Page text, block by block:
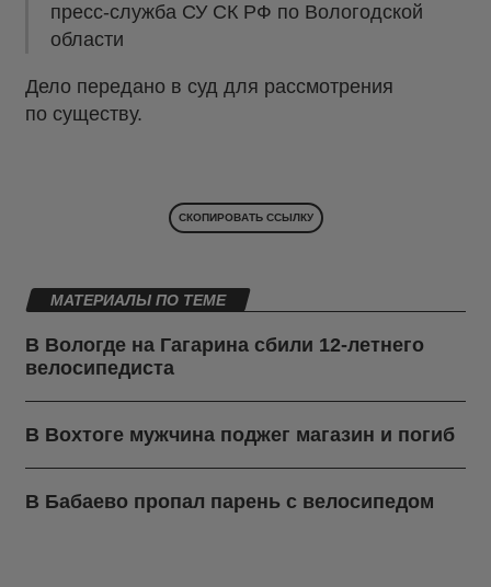
пресс-служба СУ СК РФ по Вологодской
области
Дело передано в суд для рассмотрения
по существу.
СКОПИРОВАТЬ ССЫЛКУ
МАТЕРИАЛЫ ПО ТЕМЕ
В Вологде на Гагарина сбили 12-летнего
велосипедиста
В Вохтоге мужчина поджег магазин и погиб
В Бабаево пропал парень с велосипедом